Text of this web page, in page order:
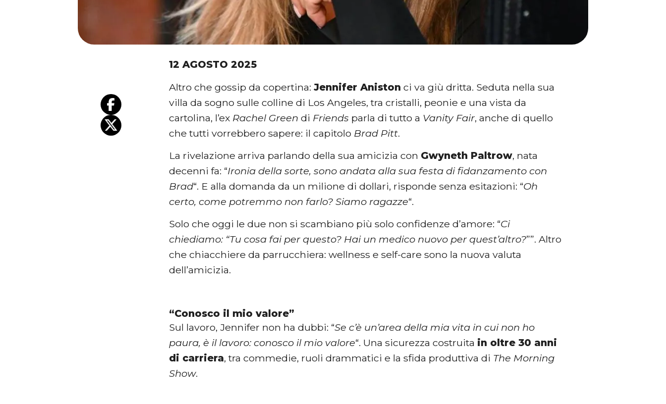
12 AGOSTO 2025
Altro che gossip da copertina:Jennifer Aniston ci va giù dritta. Seduta nella sua
villa da sogno sulle colline di Los Angeles, tra cristalli, peonie e una vista da
cartolina, l’ex Rachel Green di Friends parla di tutto a Vanity Fair, anche di quello
che tutti vorrebbero sapere: il capitolo Brad Pitt.
La rivelazione arriva parlando della sua amicizia con Gwyneth Paltrow, nata
decenni fa: “Ironia della sorte, sono andata alla sua festa di fidanzamento con
Brad“. E alla domanda da un milione di dollari, risponde senza esitazioni: “Oh
certo, come potremmo non farlo? Siamo ragazze“.
Solo che oggi le due non si scambiano più solo confidenze d’amore: “Ci
chiediamo: “Tu cosa fai per questo? Hai un medico nuovo per quest’altro?””. Altro
che chiacchiere da parrucchiera: wellness e self-care sono la nuova valuta
dell’amicizia.
“Conosco il mio valore”
Sul lavoro, Jennifer non ha dubbi: “Se c’è un’area della mia vita in cui non ho
paura, è il lavoro: conosco il mio valore“. Una sicurezza costruita in oltre 30 anni
di carriera, tra commedie, ruoli drammatici e la sfida produttiva di The Morning
Show.